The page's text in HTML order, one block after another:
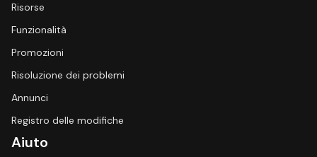
Risorse
Funzionalità
Promozioni
Risoluzione dei problemi
Annunci
Registro delle modifiche
Aiuto